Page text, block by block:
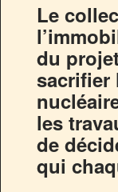
Le
du
sacrifier
les
de
qui